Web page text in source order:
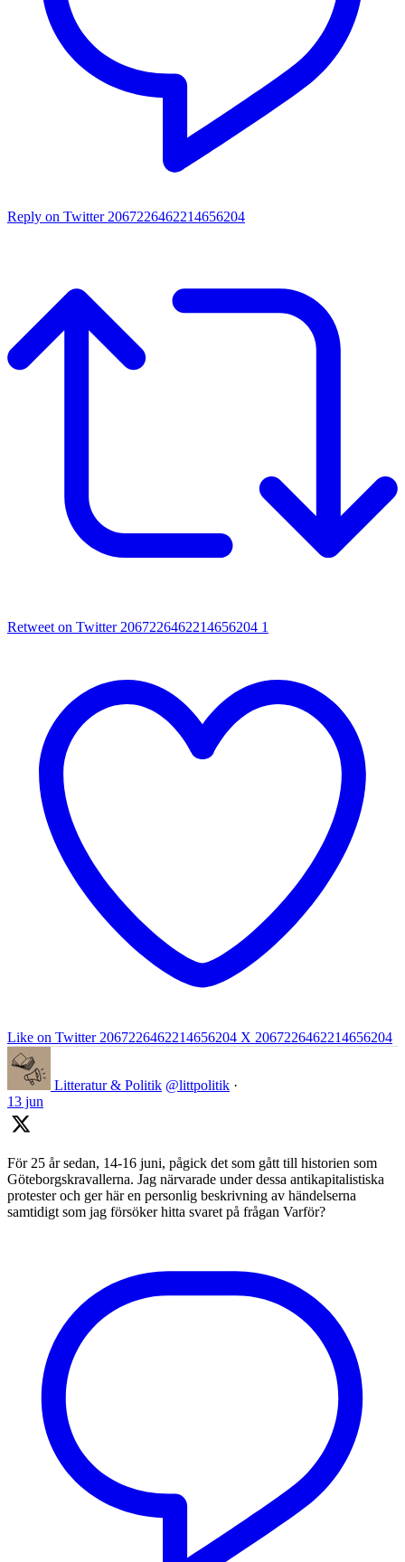
Reply on Twitter 2067226462214656204
Retweet on Twitter 2067226462214656204 1
Like on Twitter 2067226462214656204 X 2067226462214656204
Litteratur & Politik @littpolitik ·
13 jun
För 25 år sedan, 14-16 juni, pågick det som gått till historien som
Göteborgskravallerna. Jag närvarade under dessa antikapitalistiska
protester och ger här en personlig beskrivning av händelserna
samtidigt som jag försöker hitta svaret på frågan Varför?